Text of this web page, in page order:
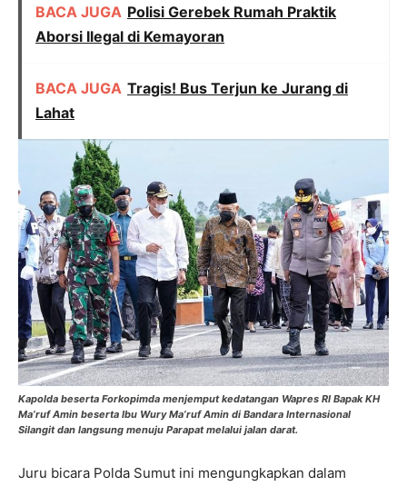
BACA JUGA Polisi Gerebek Rumah Praktik
Aborsi Ilegal di Kemayoran
BACA JUGA Tragis! Bus Terjun ke Jurang di
Lahat
Kapolda beserta Forkopimda menjemput kedatangan Wapres RI Bapak KH
Ma’ruf Amin beserta Ibu Wury Ma’ruf Amin di Bandara Internasional
Silangit dan langsung menuju Parapat melalui jalan darat.
Juru bicara Polda Sumut ini mengungkapkan dalam